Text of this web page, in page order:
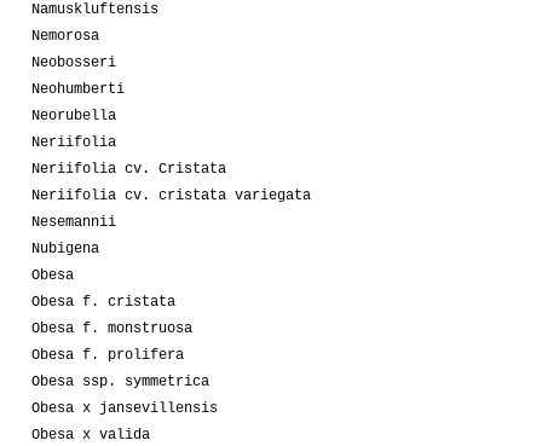
Namuskluftensis
Nemorosa
Neobosseri
Neohumberti
Neorubella
Neriifolia
Neriifolia cv. Cristata
Neriifolia cv. cristata variegata
Nesemannii
Nubigena
Obesa
Obesa f. cristata
Obesa f. monstruosa
Obesa f. prolifera
Obesa ssp. symmetrica
Obesa x jansevillensis
Obesa x valida